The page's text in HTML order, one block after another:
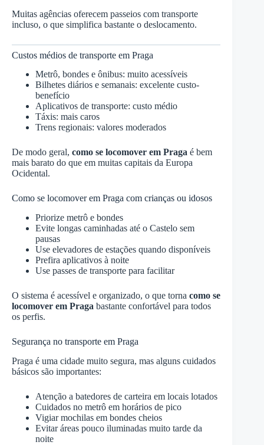
Muitas agências oferecem passeios com transporte
incluso, o que simplifica bastante o deslocamento.
Custos médios de transporte em Praga
Metrô, bondes e ônibus: muito acessíveis
Bilhetes diários e semanais: excelente custo-
benefício
Aplicativos de transporte: custo médio
Táxis: mais caros
Trens regionais: valores moderados
De modo geral, como se locomover em Praga é bem
mais barato do que em muitas capitais da Europa
Ocidental.
Como se locomover em Praga com crianças ou idosos
Priorize metrô e bondes
Evite longas caminhadas até o Castelo sem
pausas
Use elevadores de estações quando disponíveis
Prefira aplicativos à noite
Use passes de transporte para facilitar
O sistema é acessível e organizado, o que torna como se
locomover em Praga bastante confortável para todos
os perfis.
Segurança no transporte em Praga
Praga é uma cidade muito segura, mas alguns cuidados
básicos são importantes:
Atenção a batedores de carteira em locais lotados
Cuidados no metrô em horários de pico
Vigiar mochilas em bondes cheios
Evitar áreas pouco iluminadas muito tarde da
noite